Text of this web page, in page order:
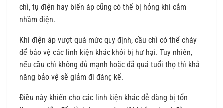
chì, tụ điện hay biến áp cũng có thể bị hỏng khi cắm
nhầm điện.
Khi điện áp vượt quá mức quy định, cầu chì có thể cháy
để bảo vệ các linh kiện khác khỏi bị hư hại. Tuy nhiên,
nếu cầu chì không đủ mạnh hoặc đã quá tuổi thọ thì khả
năng bảo vệ sẽ giảm đi đáng kể.
Điều này khiến cho các linh kiện khác dễ dàng bị tổn